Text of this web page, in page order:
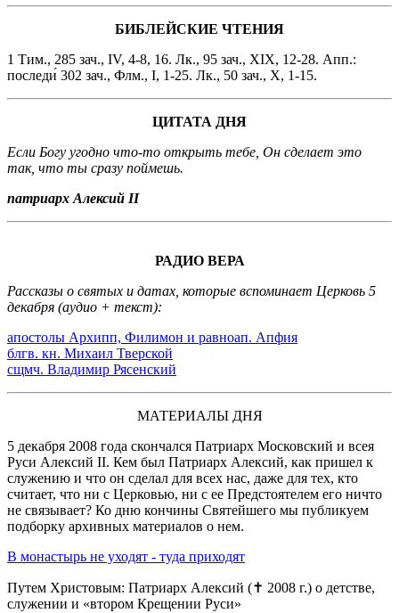
БИБЛЕЙСКИЕ ЧТЕНИЯ
1 Тим., 285 зач., IV, 4-8, 16. Лк., 95 зач., XIX, 12-28. Апп.:
последи́ 302 зач., Флм., I, 1-25. Лк., 50 зач., X, 1-15.
ЦИТАТА ДНЯ
Если Богу угодно что-то открыть тебе, Он сделает это
так, что ты сразу поймешь.
патриарх Алексий II
РАДИО ВЕРА
Рассказы о святых и датах, которые вспоминает Церковь 5
декабря (аудио + текст):
апостолы Архипп, Филимон и равноап. Апфия
блгв. кн. Михаил Тверской
сщмч. Владимир Рясенский
МАТЕРИАЛЫ ДНЯ
5 декабря 2008 года скончался Патриарх Московский и всея
Руси Алексий II. Кем был Патриарх Алексий, как пришел к
служению и что он сделал для всех нас, даже для тех, кто
считает, что ни с Церковью, ни с ее Предстоятелем его ничто
не связывает? Ко дню кончины Святейшего мы публикуем
подборку архивных материалов о нем.
В монастырь не уходят - туда приходят
Путем Христовым: Патриарх Алексий (✝ 2008 г.) о детстве,
служении и «втором Крещении Руси»